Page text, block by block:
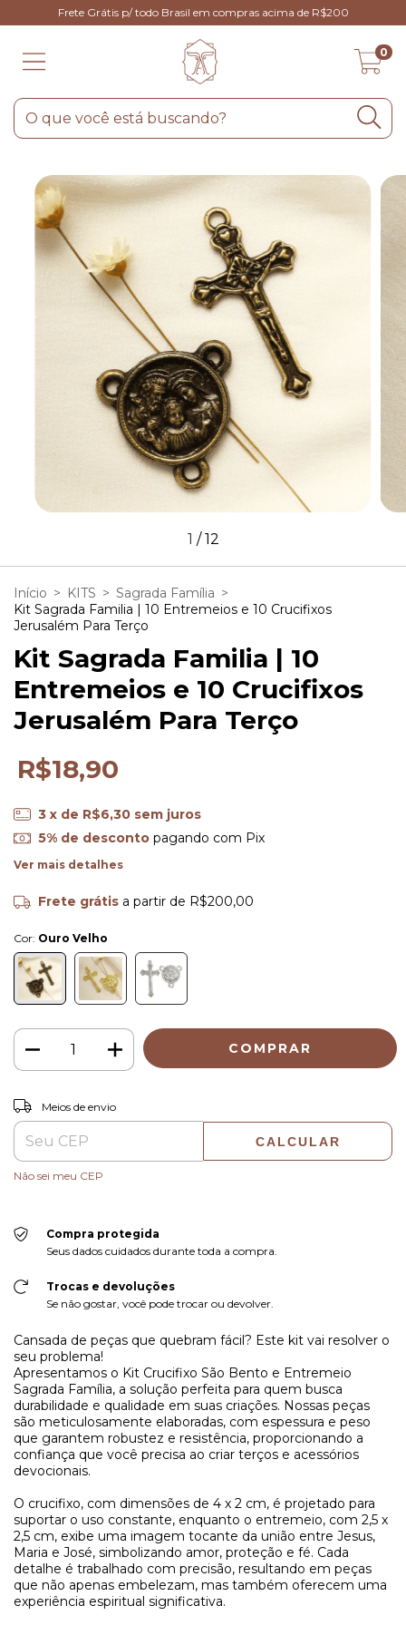
Frete Grátis p/ todo Brasil em compras acima de R$200
0
1 /12
Início > KITS > Sagrada Família >
Kit Sagrada Familia | 10 Entremeios e 10 Crucifixos
Jerusalém Para Terço
Kit Sagrada Familia | 10
Entremeios e 10 Crucifixos
Jerusalém Para Terço
R$18,90
3 x de R$6,30 sem juros
5% de descontopagando com Pix
Ver mais detalhes
Frete grátis a partir de R$200,00
Cor: Ouro Velho
Entregas para o CEP:
Meios de envio
CALCULAR
Não sei meu CEP
Compra protegida
Seus dados cuidados durante toda a compra.
Trocas e devoluções
Se não gostar, você pode trocar ou devolver.
Cansada de peças que quebram fácil? Este kit vai resolver o
seu problema!
Apresentamos o Kit Crucifixo São Bento e Entremeio
Sagrada Família, a solução perfeita para quem busca
durabilidade e qualidade em suas criações. Nossas peças
são meticulosamente elaboradas, com espessura e peso
que garantem robustez e resistência, proporcionando a
confiança que você precisa ao criar terços e acessórios
devocionais.
O crucifixo, com dimensões de 4 x 2 cm, é projetado para
suportar o uso constante, enquanto o entremeio, com 2,5 x
2,5 cm, exibe uma imagem tocante da união entre Jesus,
Maria e José, simbolizando amor, proteção e fé. Cada
detalhe é trabalhado com precisão, resultando em peças
que não apenas embelezam, mas também oferecem uma
experiência espiritual significativa.